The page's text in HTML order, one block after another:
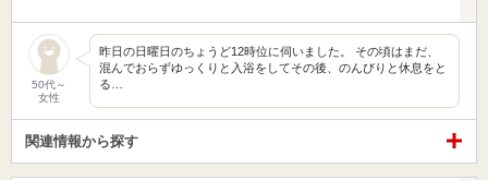
50代～
女性
昨日の日曜日のちょうど12時位に伺いました。 その頃はまだ、
混んでおらずゆっくりと入浴をしてその後、のんびりと休息をと
る…
関連情報から探す